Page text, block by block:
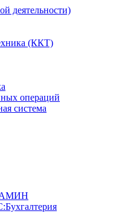
деятельности)
(ККТ)
операций
система